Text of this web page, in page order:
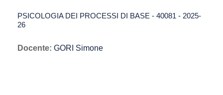
PSICOLOGIA DEI PROCESSI DI BASE - 40081 - 2025-
26
Docente: GORI Simone